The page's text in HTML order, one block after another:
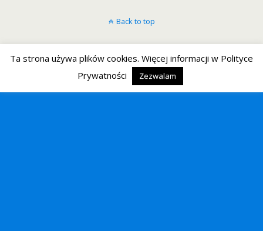
Back to top
Ta strona używa plików cookies. Więcej informacji w Polityce
Prywatności
Zezwalam